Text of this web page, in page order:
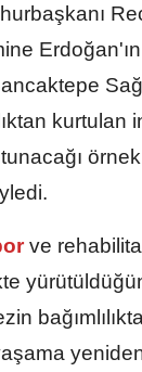
kurtulan
ve